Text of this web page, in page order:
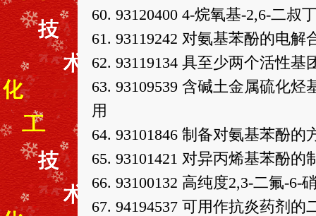
60. 93120400 4-烷氧基-2,6-二叔
61. 93119242 对氨基苯酚的电解
62. 93119134 具至少两个活性
63. 93109539 含碱土金属硫化
用
64. 93101846 制备对氨基苯酚的
65. 93101421 对异丙烯基苯酚的
66. 93100132 高纯度2,3-二氟-6-
67. 94194537 可用作抗炎药剂的